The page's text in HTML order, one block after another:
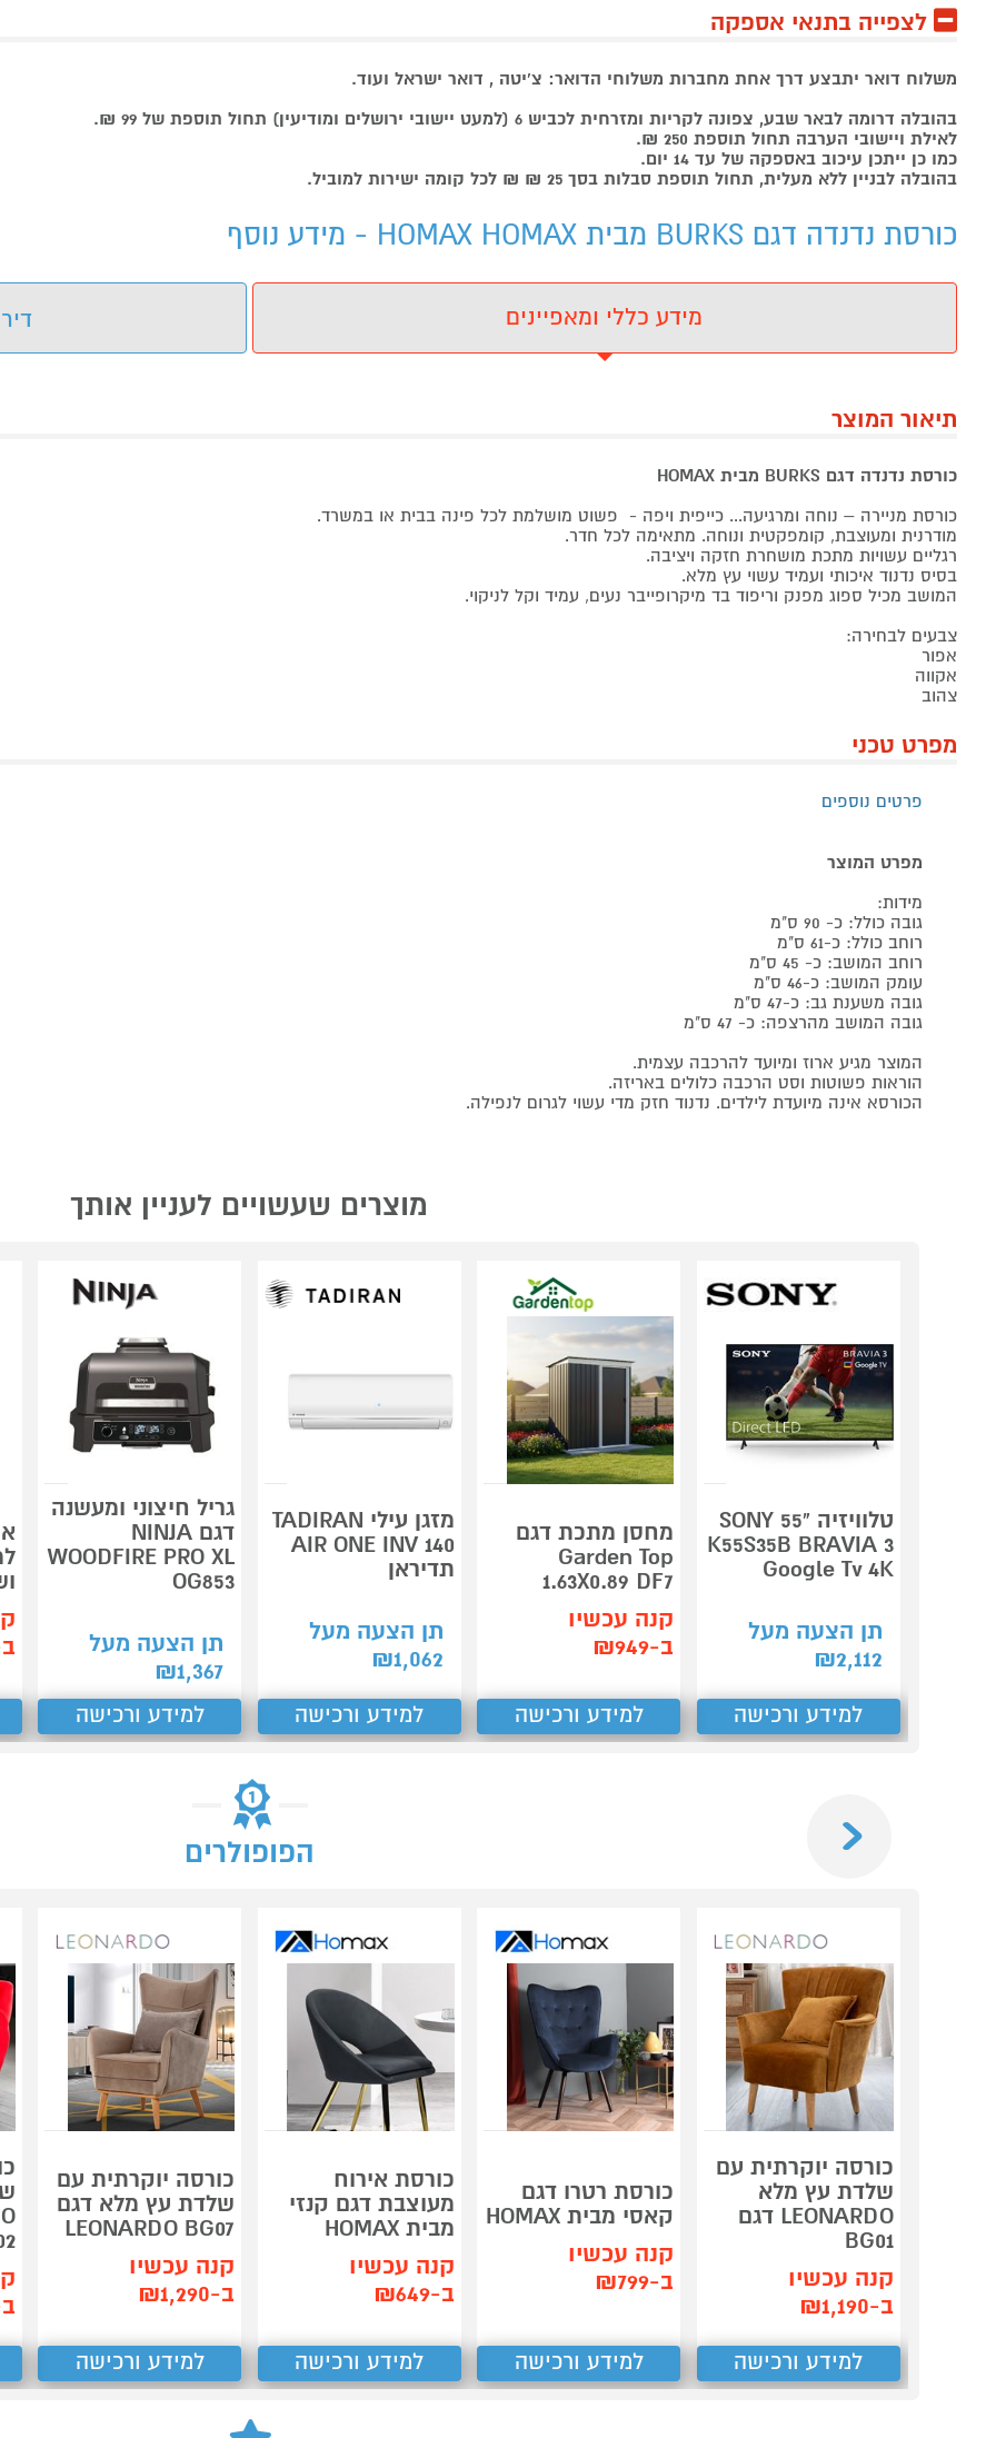
לצפייה בתנאי אספקה
משלוח דואר יתבצע דרך אחת מחברות משלוחי הדואר: צ'יטה , דואר ישראל ועוד.
בהובלה דרומה לבאר שבע, צפונה לקריות ומזרחית לכביש 6 (למעט יישובי ירושלים ומודיעין) תחול תוספת של 99 ₪.
לאילת ויישובי הערבה תחול תוספת 250 ₪.
כמו כן ייתכן עיכוב באספקה של עד 14 יום.
בהובלה לבניין ללא מעלית, תחול תוספת סבלות בסך 25 ₪ ₪ לכל קומה ישירות למוביל.
כורסת נדנדה דגם BURKS מבית HOMAX HOMAX - מידע נוסף
מידע כללי ומאפיינים
תיאור המוצר
כורסת נדנדה דגם BURKS מבית HOMAX
כורסת מניירה – נוחה ומרגיעה... כייפית ויפה - פשוט מושלמת לכל פינה בבית או במשרד.
מודרנית ומעוצבת, קומפקטית ונוחה. מתאימה לכל חדר.
רגליים עשויות מתכת מושחרת חזקה ויציבה.
בסיס נדנוד איכותי ועמיד עשוי עץ מלא.
המושב מכיל ספוג מפנק וריפוד בד מיקרופייבר נעים, עמיד וקל לניקוי.
צבעים לבחירה:
אפור
אקווה
צהוב
מפרט טכני
פרטים נוספים
מפרט המוצר
מידות:
גובה כולל: כ- 90 ס"מ
רוחב כולל: כ-61 ס"מ
רוחב המושב: כ- 45 ס"מ
עומק המושב: כ-46 ס"מ
גובה משענת גב: כ-47 ס"מ
גובה המושב מהרצפה: כ- 47 ס"מ
המוצר מגיע ארוז ומיועד להרכבה עצמית.
הוראות פשוטות וסט הרכבה כלולים באריזה.
הכורסא אינה מיועדת לילדים. נדנוד חזק מדי עשוי לגרום לנפילה.
מוצרים שעשויים לעניין אותך
טלוויזיה "55 SONY
K55S35B BRAVIA 3
Google Tv 4K
תן הצעה מעל
2,112
₪
למידע ורכישה
מחסן מתכת דגם
Garden Top
1.63X0.89 DF7
קנה עכשיו
ב-₪949
למידע ורכישה
מזגן עילי TADIRAN
AIR ONE INV 140
תדיראן
תן הצעה מעל
1,062
₪
למידע ורכישה
גריל חיצוני ומעשנה
דגם NINJA
WOODFIRE PRO XL
OG853
תן הצעה מעל
1,367
₪
למידע ורכישה
ב-
הפופולרים
כורסה יוקרתית עם
שלדת עץ מלא
LEONARDO דגם
BG01
קנה עכשיו
ב-₪1,190
למידע ורכישה
כורסת רטרו דגם
קאסי מבית HOMAX
קנה עכשיו
ב-₪799
למידע ורכישה
כורסת אירוח
מעוצבת דגם קנזי
מבית HOMAX
קנה עכשיו
ב-₪649
למידע ורכישה
כורסה יוקרתית עם
שלדת עץ מלא דגם
LEONARDO BG07
קנה עכשיו
ב-₪1,290
למידע ורכישה
ב-